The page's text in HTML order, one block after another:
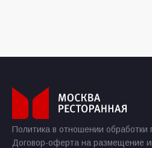
Политика в отношении
Договор-оферта на размещение